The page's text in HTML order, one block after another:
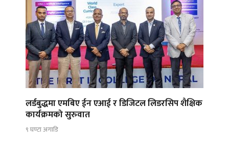
लर्डबुद्धमा एमबिए ईन एआई र डिजिटल लिडरसिप शैक्षिक
कार्यक्रमको सुरुवात
९ घण्टा अगाडि